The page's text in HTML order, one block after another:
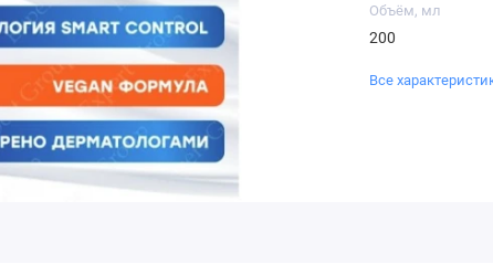
Объём, мл
200
Все